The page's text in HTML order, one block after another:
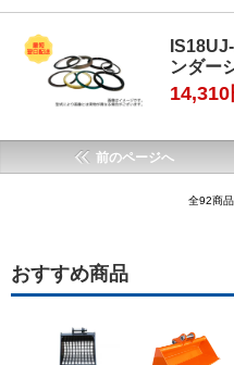
ンダー
前のページへ
全92商
おすすめ商品